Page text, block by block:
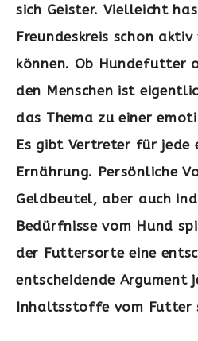
sich Geister. Vielleicht
Freundeskreis schon
können. Ob Hundefutter
den Menschen ist
das Thema zu einer
Es gibt Vertreter für jede
Ernährung. Persönliche
Geldbeutel, aber auch
Bedürfnisse vom Hund
der Futtersorte eine
entscheidende Argument
Inhaltsstoffe vom Futter